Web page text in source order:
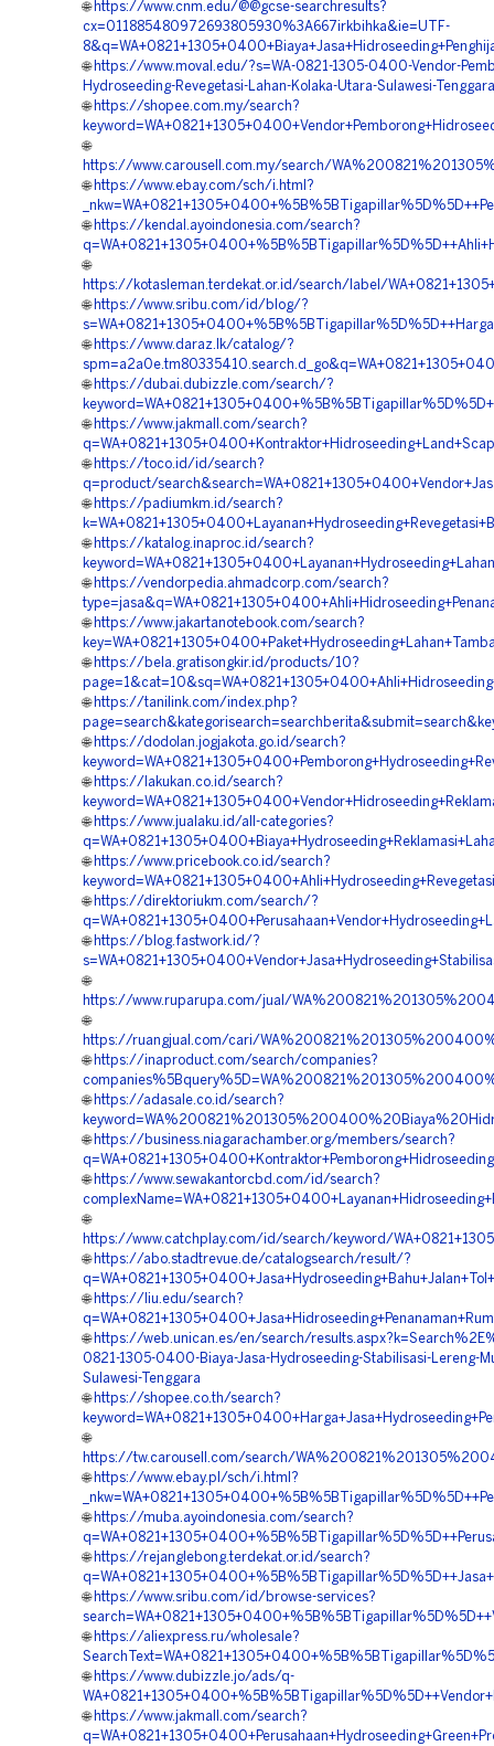
🌐 https://www.cnm.edu/@@gcse-searchresults?
cx=011885480972693805930%3A667irkbihka&ie=UTF-
🌐 https://www.moval.edu/?s=WA-0821-1305-0400-Vendor-
Hydroseeding-Revegetasi-Lahan-Kolaka-Utara-Sulawesi-Tenggara
🌐 https://shopee.com.my/search?
🌐
https://www.carousell.com.my/search/
🌐 https://www.ebay.com/sch/i.html?
🌐 https://kendal.ayoindonesia.com/search?
🌐
https://kotasleman.terdekat.or.id/search/label/
🌐 https://www.sribu.com/id/blog/?
🌐 https://www.daraz.lk/catalog/?
🌐 https://dubai.dubizzle.com/search/?
🌐 https://www.jakmall.com/search?
🌐 https://toco.id/id/search?
q=product/
🌐 https://padiumkm.id/search?
🌐 https://katalog.inaproc.id/search?
🌐 https://vendorpedia.ahmadcorp.com/search?
🌐 https://www.jakartanotebook.com/search?
🌐 https://bela.gratisongkir.id/products/10?
🌐 https://tanilink.com/index.php?
🌐 https://dodolan.jogjakota.go.id/search?
🌐 https://lakukan.co.id/search?
🌐 https://www.jualaku.id/all-categories?
🌐 https://www.pricebook.co.id/search?
🌐 https://direktoriukm.com/search/?
🌐 https://blog.fastwork.id/?
🌐
https://www.ruparupa.com/jual/
🌐
https://ruangjual.com/cari/
🌐 https://inaproduct.com/search/companies?
🌐 https://adasale.co.id/search?
🌐 https://business.niagarachamber.org/members/search?
🌐 https://www.sewakantorcbd.com/id/search?
🌐
https://www.catchplay.com/id/search/keyword/
🌐 https://abo.stadtrevue.de/catalogsearch/result/?
🌐 https://liu.edu/search?
🌐 https://web.unican.es/en/search/
0821-1305-0400-Biaya-Jasa-Hydroseeding-Stabilisasi-Lereng-
Sulawesi-Tenggara
🌐 https://shopee.co.th/search?
🌐
https://tw.carousell.com/search/
🌐 https://www.ebay.pl/sch/i.html?
🌐 https://muba.ayoindonesia.com/search?
🌐 https://rejanglebong.terdekat.or.id/search?
🌐 https://www.sribu.com/id/browse-services?
🌐 https://aliexpress.ru/wholesale?
🌐 https://www.dubizzle.jo/ads/q-
🌐 https://www.jakmall.com/search?